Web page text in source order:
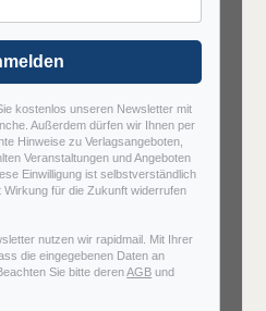
kostenlos unseren Newsletter mit
Außerdem dürfen wir Ihnen per
Hinweise zu Verlagsangeboten,
Veranstaltungen und Angeboten
Einwilligung ist selbstverständlich
Wirkung für die Zukunft widerrufen
nutzen wir rapidmail. Mit Ihrer
die eingegebenen Daten an
Sie bitte derenAGB und